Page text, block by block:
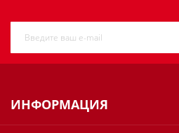
ИНФОРМАЦИЯ